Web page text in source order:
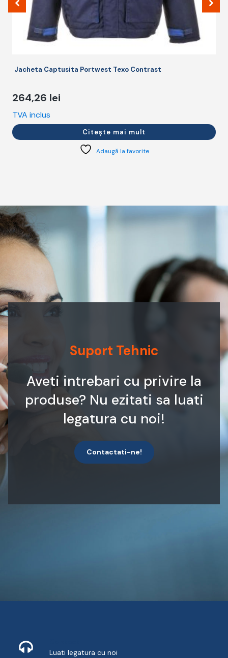
Jacheta Captusita Portwest Texo Contrast
264,26 lei
TVA inclus
Citește mai mult
Adaugă la favorite
Suport Tehnic
Aveti intrebari cu privire la
produse? Nu ezitati sa luati
legatura cu noi!
Contactati-ne!
Luati legatura cu noi